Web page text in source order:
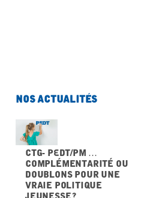
Nos actualités
CTG- PEdT/PM …
Complémentarité ou
doublons pour une
vraie politique
jeunesse ?